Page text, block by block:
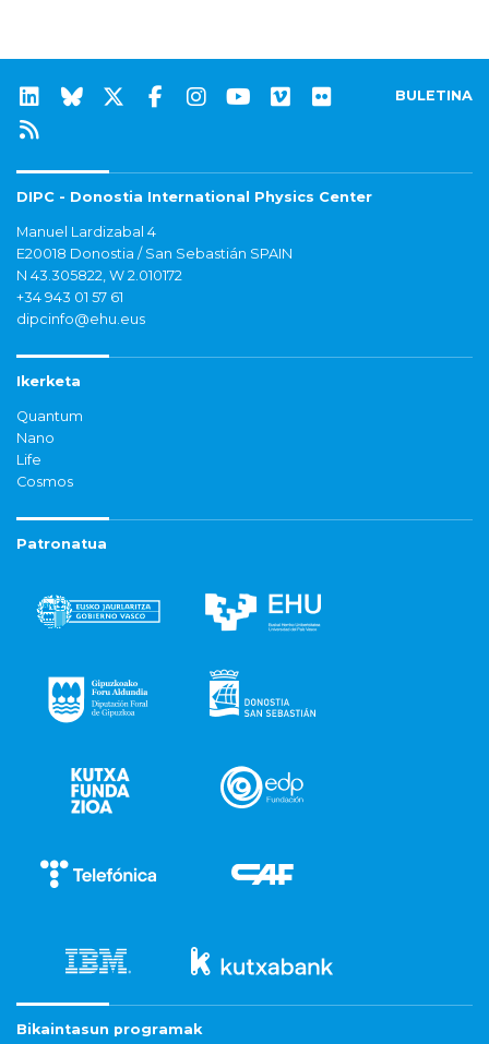
BULETINA
DIPC - Donostia International Physics Center
Manuel Lardizabal 4
E20018 Donostia / San Sebastián SPAIN
N 43.305822, W 2.010172
+34 943 01 57 61
dipcinfo@ehu.eus
Ikerketa
Quantum
Nano
Life
Cosmos
Patronatua
Bikaintasun programak